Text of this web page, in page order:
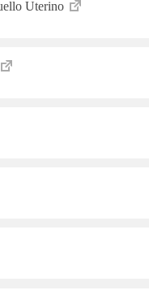
Uterino